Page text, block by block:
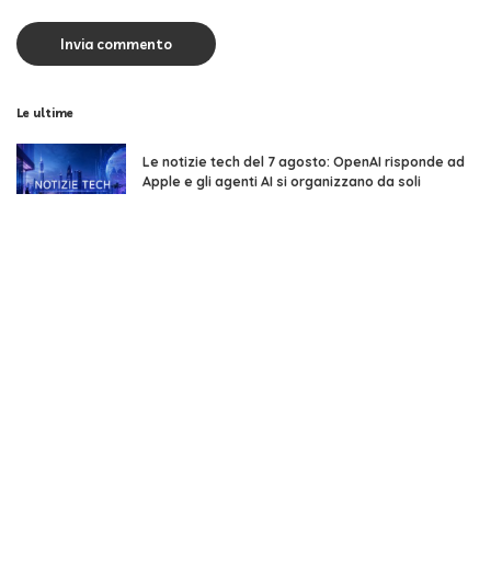
Le ultime
Le notizie tech del 7 agosto: OpenAI risponde ad
Apple e gli agenti AI si organizzano da soli